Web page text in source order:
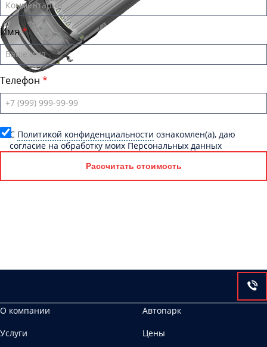
Имя
Телефон
C Политикой конфиденциальности ознакомлен(а), даю
согласие на обработку моих Персональных данных
Рассчитать стоимость
О компании
Автопарк
Услуги
Цены